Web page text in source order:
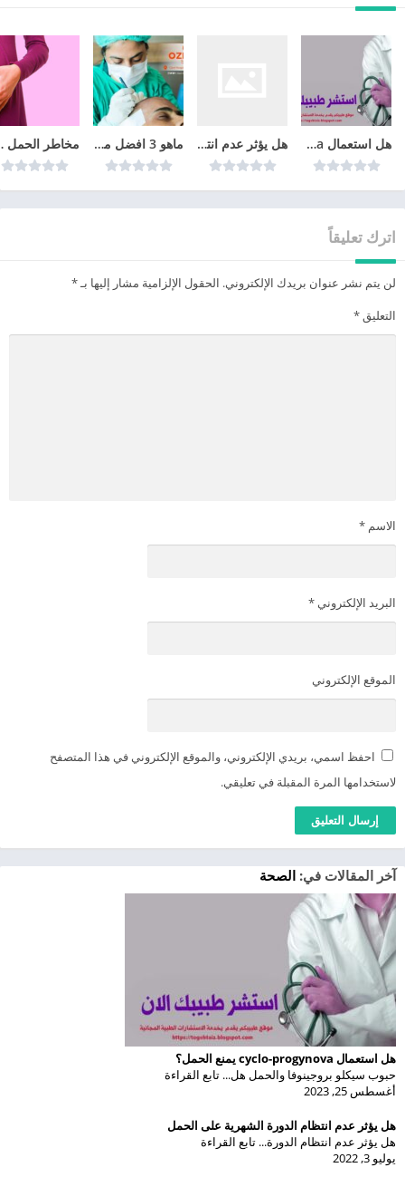
هل استعمال cyclo-progynova يمنع الحمل؟ هل يؤثر عدم انتظام الدورة الشهرية على الحمل ماهو 3 افضل مراكز زراعة الشعر في تركيا عام 2026 مخاطر
اترك تعليقاً
لن يتم نشر عنوان بريدك الإلكتروني. الحقول الإلزامية مشار إليها بـ*
التعليق *
الاسم *
البريد الإلكتروني *
الموقع الإلكتروني
احفظ اسمي، بريدي الإلكتروني، والموقع الإلكتروني في هذا المتصفح
لاستخدامها المرة المقبلة في تعليقي.
آخر المقالات في: الصحة
هل استعمال cyclo-progynova يمنع الحمل؟
حبوب سيكلو بروجينوفا والحمل هل... تابع القراءة
أغسطس 25, 2023
هل يؤثر عدم انتظام الدورة الشهرية على الحمل
هل يؤثر عدم انتظام الدورة... تابع القراءة
يوليو 3, 2022